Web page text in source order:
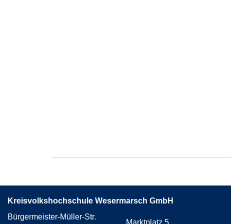
Kreisvolkshochschule Wesermarsch GmbH
Bürgermeister-Müller-Str.
Marktplatz 5